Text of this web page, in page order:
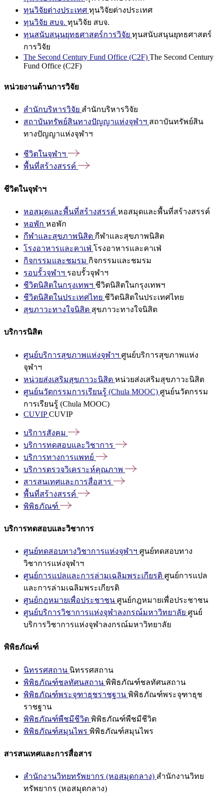
ทุนวิจัยต่างประเทศ ทุนวิจัยต่างประเทศ
ทุนวิจัย สบจ. ทุนวิจัย สบจ.
ทุนสนับสนุนยุทธศาสตร์การวิจัย ทุนสนับสนุนยุทธศาสตร์
การวิจัย
The Second Century Fund Office (C2F) The Second Century
Fund Office (C2F)
หน่วยงานด้านการวิจัย
สำนักบริหารวิจัย สำนักบริหารวิจัย
สถาบันทรัพย์สินทางปัญญาแห่งจุฬาฯ สถาบันทรัพย์สิน
ทางปัญญาแห่งจุฬาฯ
ชีวิตในจุฬาฯ
พื้นที่สร้างสรรค์
ชีวิตในจุฬาฯ
หอสมุดและพื้นที่สร้างสรรค์ หอสมุดและพื้นที่สร้างสรรค์
หอพัก หอพัก
กีฬาและสุขภาพนิสิต กีฬาและสุขภาพนิสิต
โรงอาหารและคาเฟ่ โรงอาหารและคาเฟ่
กิจกรรมและชมรม กิจกรรมและชมรม
รอบรั้วจุฬาฯ รอบรั้วจุฬาฯ
ชีวิตนิสิตในกรุงเทพฯ ชีวิตนิสิตในกรุงเทพฯ
ชีวิตนิสิตในประเทศไทย ชีวิตนิสิตในประเทศไทย
สุขภาวะทางใจนิสิต สุขภาวะทางใจนิสิต
บริการนิสิต
ศูนย์บริการสุขภาพแห่งจุฬาฯ ศูนย์บริการสุขภาพแห่ง
จุฬาฯ
หน่วยส่งเสริมสุขภาวะนิสิต หน่วยส่งเสริมสุขภาวะนิสิต
ศูนย์นวัตกรรมการเรียนรู้ (Chula MOOC) ศูนย์นวัตกรรม
การเรียนรู้ (Chula MOOC)
CUVIPCUVIP
บริการสังคม
บริการทดสอบและวิชาการ
บริการทางการแพทย์
บริการตรวจวิเคราะห์คุณภาพ
สารสนเทศและการสื่อสาร
พื้นที่สร้างสรรค์
พิพิธภัณฑ์
บริการทดสอบและวิชาการ
ศูนย์ทดสอบทางวิชาการแห่งจุฬาฯ ศูนย์ทดสอบทาง
วิชาการแห่งจุฬาฯ
ศูนย์การแปลและการล่ามเฉลิมพระเกียรติ ศูนย์การแปล
และการล่ามเฉลิมพระเกียรติ
ศูนย์กฎหมายเพื่อประชาชน ศูนย์กฎหมายเพื่อประชาชน
ศูนย์บริการวิชาการแห่งจุฬาลงกรณ์มหาวิทยาลัย ศูนย์
บริการวิชาการแห่งจุฬาลงกรณ์มหาวิทยาลัย
พิพิธภัณฑ์
นิทรรศสถาน นิทรรศสถาน
พิพิธภัณฑ์ชลทัศนสถาน พิพิธภัณฑ์ชลทัศนสถาน
พิพิธภัณฑ์พระจุฑาธุชราชฐาน พิพิธภัณฑ์พระจุฑาธุช
ราชฐาน
พิพิธภัณฑ์พืชมีชีวิต พิพิธภัณฑ์พืชมีชีวิต
พิพิธภัณฑ์สมุนไพร พิพิธภัณฑ์สมุนไพร
สารสนเทศและการสื่อสาร
สำนักงานวิทยทรัพยากร (หอสมุดกลาง) สำนักงานวิทย
ทรัพยากร (หอสมุดกลาง)